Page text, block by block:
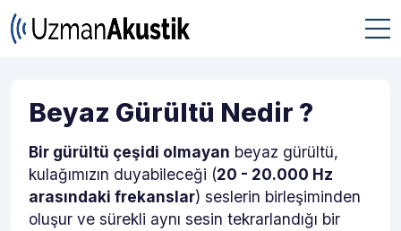
Beyaz Gürültü Nedir ?
Bir gürültü çeşidi olmayan beyaz gürültü,
kulağımızın duyabileceği (20 - 20.000 Hz
arasındaki frekanslar) seslerin birleşiminden
oluşur ve sürekli aynı sesin tekrarlandığı bir